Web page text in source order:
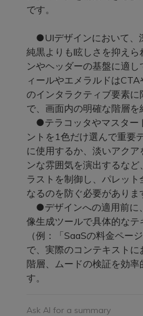
です。
●UIデザインにおいて、
純黒よりも眩しさを抑えら
ンやヘッダーの基盤に適
ィールやエメラルドは
のインタラクティブ要素に
で、画面内の明確な階層を
●テラコッタやマスター
ントを1色だけ選んで重要
に使用するか、淡いアク
ンな雰囲気を演出するなど
ラストを制御し、パレッ
なるのを防ぐ必要がありま
●デザインへの適用前に
像生成ツールで具体的なテ
（例：「SaaSの料金ペー
で、実際のコンテキスト
階層、ムードの検証を効率
す。
Ask AI for a summary